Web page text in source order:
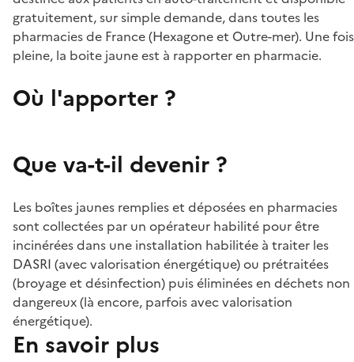
gratuitement, sur simple demande, dans toutes les
pharmacies de France (Hexagone et Outre-mer). Une fois
pleine, la boite jaune est à rapporter en pharmacie.
Où l'apporter ?
Que va-t-il devenir ?
Les boîtes jaunes remplies et déposées en pharmacies
sont collectées par un opérateur habilité pour être
incinérées dans une installation habilitée à traiter les
DASRI (avec valorisation énergétique) ou prétraitées
(broyage et désinfection) puis éliminées en déchets non
dangereux (là encore, parfois avec valorisation
énergétique).
En savoir plus